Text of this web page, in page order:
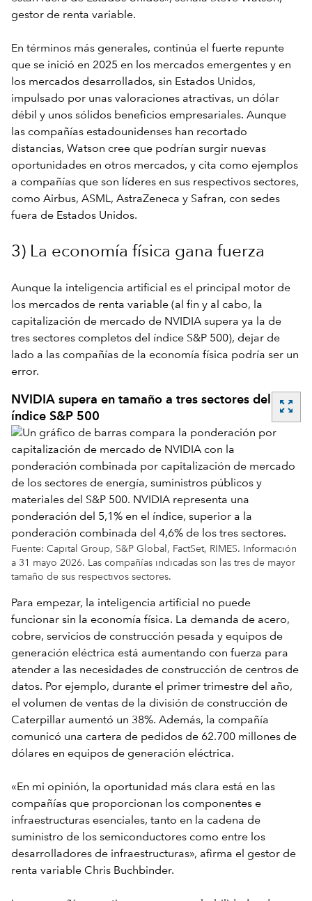
gestor de renta variable.
En términos más generales, continúa el fuerte repunte
que se inició en 2025 en los mercados emergentes y en
los mercados desarrollados, sin Estados Unidos,
impulsado por unas valoraciones atractivas, un dólar
débil y unos sólidos beneficios empresariales. Aunque
las compañías estadounidenses han recortado
distancias, Watson cree que podrían surgir nuevas
oportunidades en otros mercados, y cita como ejemplos
a compañías que son líderes en sus respectivos sectores,
como Airbus, ASML, AstraZeneca y Safran, con sedes
fuera de Estados Unidos.
3) La economía física gana fuerza
Aunque la inteligencia artificial es el principal motor de
los mercados de renta variable (al fin y al cabo, la
capitalización de mercado de NVIDIA supera ya la de
tres sectores completos del índice S&P 500), dejar de
lado a las compañías de la economía física podría ser un
error.
NVIDIA supera en tamaño a tres sectores del
índice S&P 500
zoom_out_map
Fuente: Capital Group, S&P Global, FactSet, RIMES. Información
a 31 mayo 2026. Las compañías indicadas son las tres de mayor
tamaño de sus respectivos sectores.
Para empezar, la inteligencia artificial no puede
funcionar sin la economía física. La demanda de acero,
cobre, servicios de construcción pesada y equipos de
generación eléctrica está aumentando con fuerza para
atender a las necesidades de construcción de centros de
datos. Por ejemplo, durante el primer trimestre del año,
el volumen de ventas de la división de construcción de
Caterpillar aumentó un 38%. Además, la compañía
comunicó una cartera de pedidos de 62.700 millones de
dólares en equipos de generación eléctrica.
«En mi opinión, la oportunidad más clara está en las
compañías que proporcionan los componentes e
infraestructuras esenciales, tanto en la cadena de
suministro de los semiconductores como entre los
desarrolladores de infraestructuras», afirma el gestor de
renta variable Chris Buchbinder.